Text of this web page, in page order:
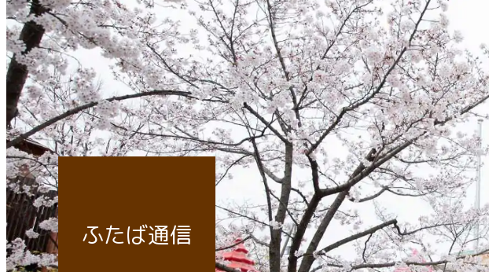
園からのお知らせ
ふたば通信
未就園児と地域の
子育て支援のお知らせ
入園に関するInformation
当園のご案内
教育理念
園長メッセージ
園の概要
当園のあゆみ
アクセス
在園児向け提出書類
情報公開
個人情報保護方針
未就園児の保護者さま
地域の皆さま向け
未就園児と地域の
子育て支援のお知らせ
未就園児預かり事業「スマイ
子育て支援室
たねっこルーム / つちっこル
園庭開放/園庭ピクニック/
子育て相談
幼稚園へのご入園
入園に関するInformation
募集要項
入園について
入園までの手続きフロー
入園に関する費用/諸費用
開園時間/教育時間
給食について
送迎バスコース案内
キッズルームだより
1日の流れ
キッズルーム入園のご案内
キッズルームふたばについ
キッズルームふたばの見学
採用情報Information
正職員募集要項
パート・アルバイト募集要
当園の特長
採用についてのよくあるご質
教職員採用のご応募・お問
保育内容について
持ち物について
給食について
入園について
キッズルームふたばについて
採用について
ふたば通信